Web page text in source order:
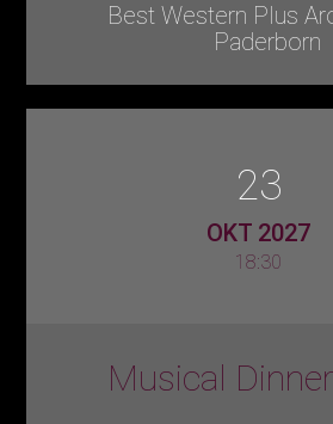
Best Western Plus
Paderborn
23
OKT 2027
18:30
Musical